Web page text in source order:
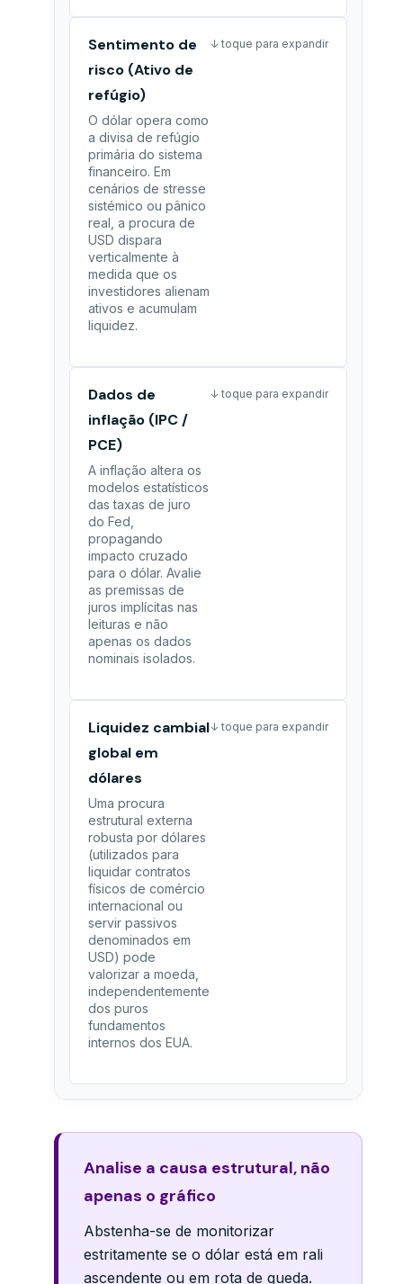
Sentimento de
risco (Ativo de
refúgio)
O dólar opera como
a divisa de refúgio
primária do sistema
financeiro. Em
cenários de stresse
sistémico ou pânico
real, a procura de
USD dispara
verticalmente à
medida que os
investidores alienam
ativos e acumulam
liquidez.
↓ toque para expandir
Dados de
inflação (IPC /
PCE)
A inflação altera os
modelos estatísticos
das taxas de juro
do Fed,
propagando
impacto cruzado
para o dólar. Avalie
as premissas de
juros implícitas nas
leituras e não
apenas os dados
nominais isolados.
↓ toque para expandir
Liquidez cambial
global em
dólares
Uma procura
estrutural externa
robusta por dólares
(utilizados para
liquidar contratos
físicos de comércio
internacional ou
servir passivos
denominados em
USD) pode
valorizar a moeda,
independentemente
dos puros
fundamentos
internos dos EUA.
↓ toque para expandir
Analise a causa estrutural, não
apenas o gráfico
Abstenha-se de monitorizar
estritamente se o dólar está em rali
ascendente ou em rota de queda.